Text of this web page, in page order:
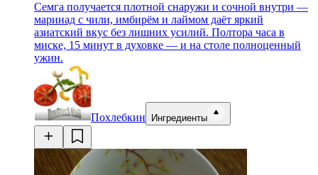
Семга получается плотной снаружи и сочной внутри —
маринад с чили, имбирём и лаймом даёт яркий
азиатский вкус без лишних усилий. Полтора часа в
миске, 15 минут в духовке — и на столе полноценный
ужин.
Похлебкин Ингредиенты